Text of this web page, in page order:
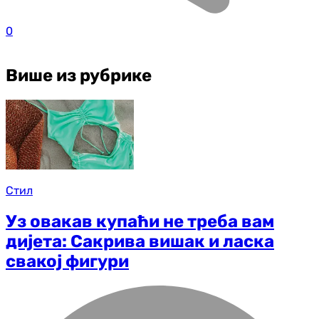
0
Више из рубрике
Стил
Уз овакав купаћи не треба вам
дијета: Сакрива вишак и ласка
свакој фигури